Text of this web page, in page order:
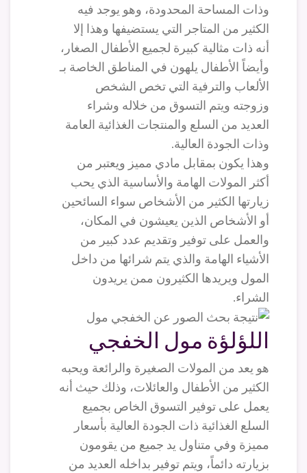
وذات المساحة المحدودة، وهو يوجد فيه
الكثير من المتاجر التي يستضيفها وهذا إلا
أنه ذات مثالية كبيرة لجميع الأطفال الصغار،
وأيضاً الأطفال يلهون في المناطق الخاصة بـ
الألعاب والترفية التي تخص الشخص
وزوجته ويتم التسوق من خلاله وشراء
العديد من السلع والمنتجات الغذائية العامة
وذات الجودة العالية.
وهذا يكون بمقابل مادي مميز ويعتبر من
أكثر المولات الهامة والأساسية الذي يحب
زيارتها الكثير من الأشخاص سواء السائحين
أو الأشخاص الذين يعيشون في المكان،
والعمل على توفير وتقديم عدد كبير من
الأشياء الهامة والذي يتم شرائها من داخل
المول ويريدها الكثيرون ممن يريدون
الشراء.
اللؤلؤة مول الخفجي
هو يعد من المولات الصغيرة والرائعة ويحبه
الكثير من الأطفال والعائلات، وذلك حيث أنه
يعمل على توفير التسوق الخاص بجميع
السلع الغذائية ذات الجودة العالية بأسعار
مميزة وفي متناول يد جميع من يقومون
بزيارته دائماً، ويتم توفير بداخله العديد من